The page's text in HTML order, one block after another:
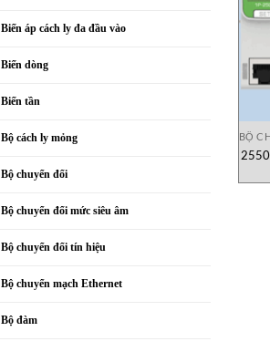
Biến áp cách ly đa đầu vào
Biến dòng
Biến tần
Bộ cách ly mỏng
Bộ chuyển đổi
Bộ chuyển đổi mức siêu âm
Bộ chuyển đổi tín hiệu
Bộ chuyển mạch Ethernet
Bộ đàm
BỘ